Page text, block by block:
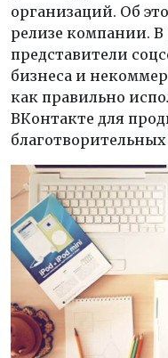
организаций. Об
релизе компании. В
представители
бизнеса и
как правильно
ВКонтакте для